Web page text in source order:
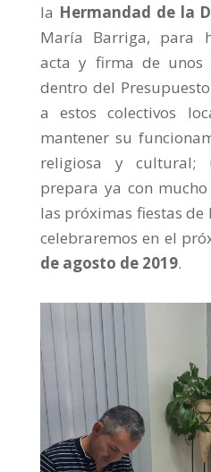
la Hermandad de la
María Barriga, para
acta y firma de unos
dentro del
a estos colectivos
mantener su
religiosa y cultural;
prepara ya con
las próximas fiestas de
celebraremos en el
de agosto de 2019.